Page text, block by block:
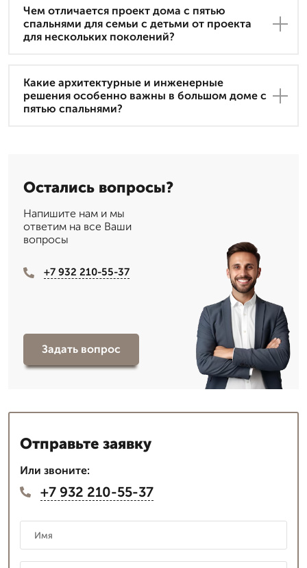
Чем отличается проект дома с пятью
спальнями для семьи с детьми от проекта
для нескольких поколений?
Какие архитектурные и инженерные
решения особенно важны в большом доме с
пятью спальнями?
Остались вопросы?
Напишите нам и мы
ответим на все Ваши
вопросы
+7 932 210-55-37
Задать вопрос
Отправьте заявку
Или звоните:
+7 932 210-55-37